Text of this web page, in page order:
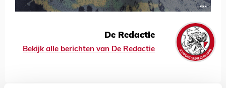
De Redactie
Bekijk alle berichten van De Redactie